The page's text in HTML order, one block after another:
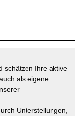
schätzen Ihre aktive
als eigene
Unterstellungen,